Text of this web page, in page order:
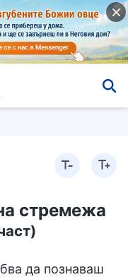
стремежа
да познаваш